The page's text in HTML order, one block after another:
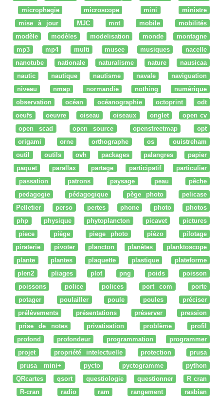
microphagie
microscope mini
ministre
mise à jour
MJC mnt mobile
mobilités
modèle
modèles modelisation monde
montagne
mp3
mp4 multi musee musiques
nacelle
nanotube
nationale naturalisme nature
nausicaa
nautic
nautique nautisme navale
naviguation
niveau
nmap normandie nothing
numérique
observation
océan océanographie octoprint
odt
oeufs
oeuvre oiseau oiseaux onglet
open cv
open scad
open source openstreetmap
opt
origami
orne orthographe os
ouistreham
outil
outils ovh packages palangres
papier
paquet
parallax partage participatif
particulier
passation
patrons paysage peau
pêche
pedagogie
pédagogique pège photo
pelicase
Pelletier
perso pertes phone photo
photos
php
physique phytoplancton picavet
pictures
piece
piège piege photo piézo
pilotage
piraterie
pivoter plancton planètes
planktoscope
plante
plantes plaquette plastique
plateforme
plen2
pliages plot png poids
poisson
poissons
police polices port com
porte
potager
poulailler poule poules
préciser
prélèvements
présentations préserver
pression
prise de notes
privatisation problème
profil
profond
profondeur programmation
programmer
projet
propriété intelectuelle protection
prusa
prusa mini+
pycto pyctogramme
python
QRcartes
qsort questiologie questionner
R cran
R-cran
radio ram rangement
rasbian